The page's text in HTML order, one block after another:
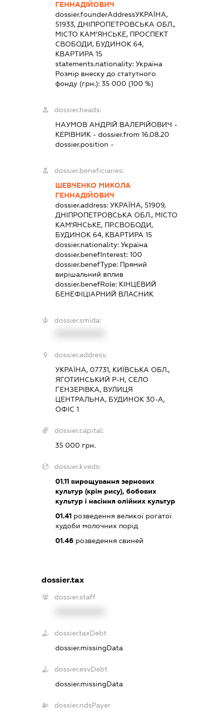
ГЕННАДІЙОВИЧ
dossier.founderAddressУКРАЇНА,
51933, ДНІПРОПЕТРОВСЬКА ОБЛ.,
МІСТО КАМ’ЯНСЬКЕ, ПРОСПЕКТ
СВОБОДИ, БУДИНОК 64,
КВАРТИРА 15
statements.nationality:Україна
Розмір внеску до статутного
фонду (грн.):35 000 (100 %)
dossier.heads:
НАУМОВ АНДРІЙ ВАЛЕРІЙОВИЧ -
КЕРІВНИК - dossier.from 16.08.20
dossier.position -
dossier.beneficiaries:
ШЕВЧЕНКО МИКОЛА
ГЕННАДІЙОВИЧ
dossier.address:УКРАЇНА, 51909,
ДНІПРОПЕТРОВСЬКА ОБЛ., МІСТО
КАМ'ЯНСЬКЕ, ПР.СВОБОДИ,
БУДИНОК 64, КВАРТИРА 15
dossier.nationality:Україна
dossier.benefInterest:100
dossier.benefType: Прямий
вирішальний вплив
dossier.benefRole: КІНЦЕВИЙ
БЕНЕФІЦІАРНИЙ ВЛАСНИК
dossier.smida:
dossier.address:
УКРАЇНА, 07731, КИЇВСЬКА ОБЛ.,
ЯГОТИНСЬКИЙ Р-Н, СЕЛО
ГЕНЗЕРІВКА, ВУЛИЦЯ
ЦЕНТРАЛЬНА, БУДИНОК 30-А,
ОФІС 1
dossier.capital:
35 000 грн.
dossier.kveds:
01.11 вирощування зернових
культур (крім рису), бобових
культур і насіння олійних культур
01.41 розведення великої рогатої
худоби молочних порід
01.46 розведення свиней
dossier.tax
dossier.staff
dossier.taxDebt
dossier.missingData
dossier.esvDebt
dossier.missingData
dossier.ndsPayer